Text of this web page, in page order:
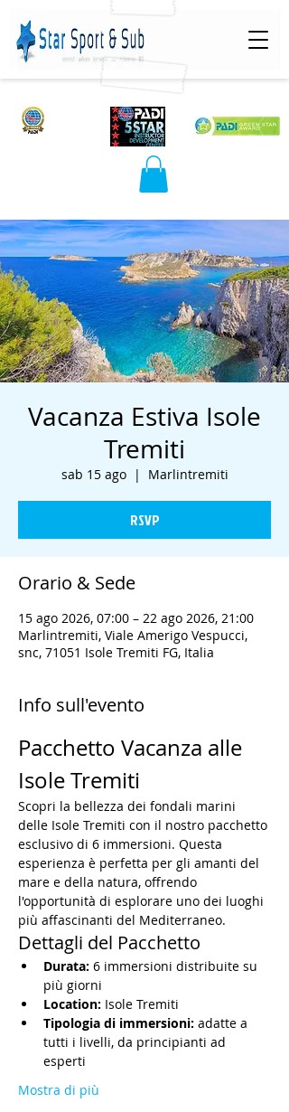
Vacanza Estiva Isole
Tremiti
sab 15 ago
  |
Marlintremiti
RSVP
Orario & Sede
15 ago 2026, 07:00 – 22 ago 2026, 21:00
Marlintremiti, Viale Amerigo Vespucci,
snc, 71051 Isole Tremiti FG, Italia
Info sull'evento
Pacchetto Vacanza alle
Isole Tremiti
Scopri la bellezza dei fondali marini
delle Isole Tremiti con il nostro pacchetto
esclusivo di 6 immersioni. Questa
esperienza è perfetta per gli amanti del
mare e della natura, offrendo
l'opportunità di esplorare uno dei luoghi
più affascinanti del Mediterraneo.
Dettagli del Pacchetto
Durata: 6 immersioni distribuite su
più giorni
Location: Isole Tremiti
Tipologia di immersioni: adatte a
tutti i livelli, da principianti ad
esperti
Mostra di più